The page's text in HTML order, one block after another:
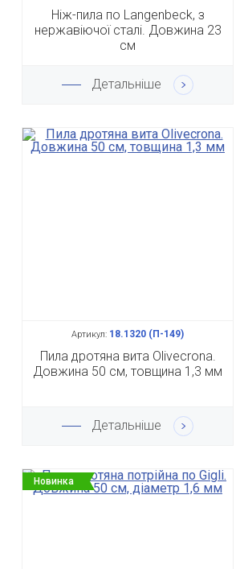
Ніж-пила по Langenbeck, з
нержавіючої сталі. Довжина 23
см
Детальніше
Артикул: 18.1320 (П-149)
Пила дротяна вита Olivecrona.
Довжина 50 см, товщина 1,3 мм
Детальніше
Новинка